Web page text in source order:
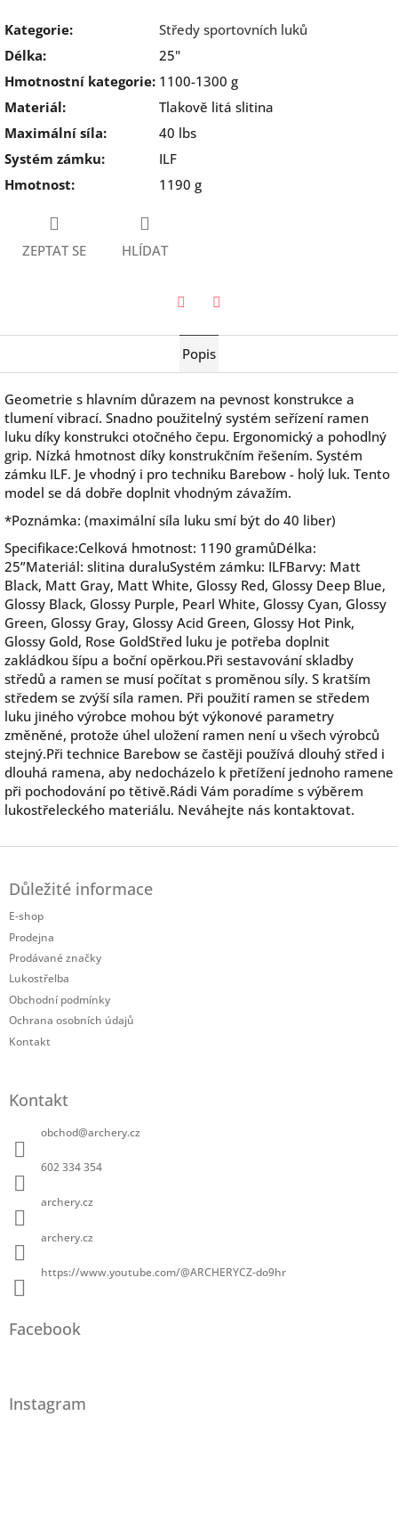
Kategorie:
Středy sportovních luků
Délka:
25"
Hmotnostní kategorie: 1100-1300 g
Materiál:
Tlakově litá slitina
Maximální síla:
40 lbs
Systém zámku:
ILF
Hmotnost: 1190 g
ZEPTAT SE HLÍDAT
Popis
Geometrie s hlavním důrazem na pevnost konstrukce a
tlumení vibrací. Snadno použitelný systém seřízení ramen
luku díky konstrukci otočného čepu. Ergonomický a pohodlný
grip. Nízká hmotnost díky konstrukčním řešením. Systém
zámku ILF. Je vhodný i pro techniku Barebow - holý luk. Tento
model se dá dobře doplnit vhodným závažím.
*Poznámka: (maximální síla luku smí být do 40 liber)
Specifikace:Celková hmotnost: 1190 gramůDélka:
25”Materiál: slitina duraluSystém zámku: ILFBarvy: Matt
Black, Matt Gray, Matt White, Glossy Red, Glossy Deep Blue,
Glossy Black, Glossy Purple, Pearl White, Glossy Cyan, Glossy
Green, Glossy Gray, Glossy Acid Green, Glossy Hot Pink,
Glossy Gold, Rose GoldStřed luku je potřeba doplnit
zakládkou šípu a boční opěrkou.Při sestavování skladby
středů a ramen se musí počítat s proměnou síly. S kratším
středem se zvýší síla ramen. Při použití ramen se středem
luku jiného výrobce mohou být výkonové parametry
změněné, protože úhel uložení ramen není u všech výrobců
stejný.Při technice Barebow se častěji používá dlouhý střed i
dlouhá ramena, aby nedocházelo k přetížení jednoho ramene
při pochodování po tětivě.Rádi Vám poradíme s výběrem
lukostřeleckého materiálu. Neváhejte nás kontaktovat.
Důležité informace
E-shop
Prodejna
Prodávané značky
Lukostřelba
Obchodní podmínky
Ochrana osobních údajů
Kontakt
Kontakt
obchod@archery.cz
602 334 354
archery.cz
archery.cz
https://www.youtube.com/@ARCHERYCZ-do9hr
Facebook
Instagram